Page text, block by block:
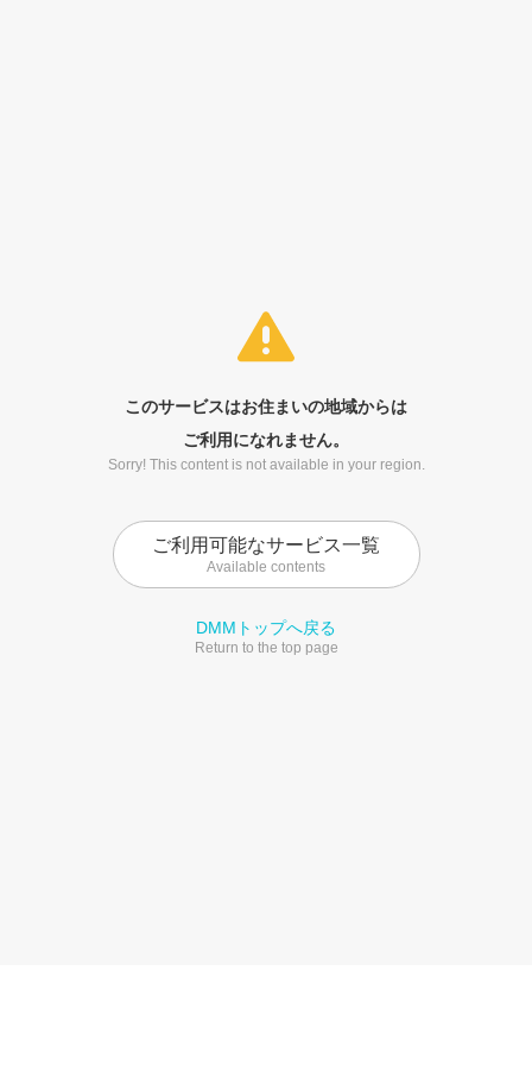
このサービスはお住まいの地域からは
ご利用になれません。
Sorry! This content is not available in your region.
ご利用可能なサービス一覧
Available contents
DMMトップへ戻る
Return to the top page